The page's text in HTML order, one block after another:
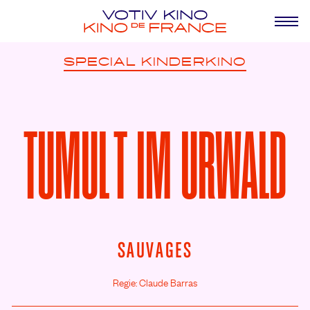
SPECIAL KINDERKINO
TUMULT IM URWALD
SAUVAGES
Regie: Claude Barras